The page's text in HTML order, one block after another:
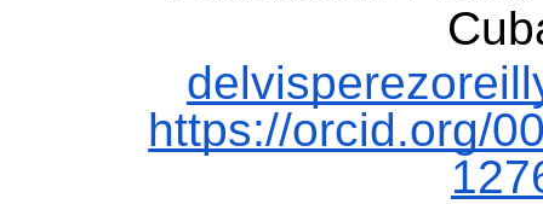
https://orcid.org/